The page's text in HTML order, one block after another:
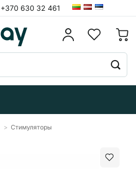
+370 630 32 461
> Стимуляторы